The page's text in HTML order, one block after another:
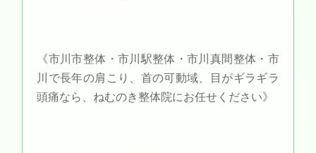
《市川市整体・市川駅整体・市川真間整体・市
川で長年の肩こり、首の可動域、目がギラギラ
頭痛なら、ねむのき整体院にお任せください》